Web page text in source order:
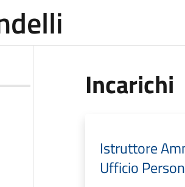
Incarichi
Istruttore
Ufficio